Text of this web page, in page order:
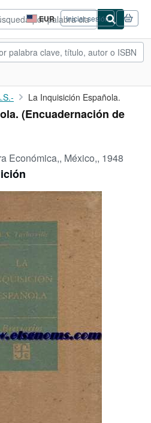
EUR
Preferencias
de
compra
del
Iniciar sesión
La Inquisición Española.
(Encuadernación de
Económica,, México,, 1948